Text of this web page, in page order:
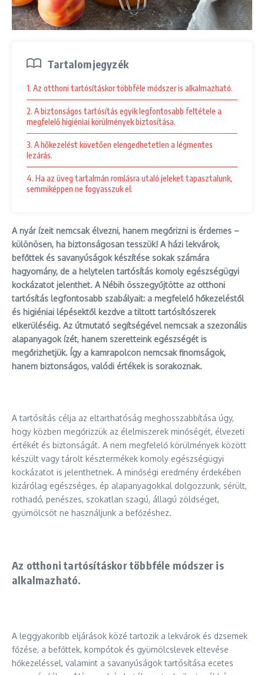
Tartalomjegyzék
1. Az otthoni tartósításkor többféle módszer is alkalmazható.
2. A biztonságos tartósítás egyik legfontosabb feltétele a
megfelelő higiéniai körülmények biztosítása.
3. A hőkezelést követően elengedhetetlen a légmentes
lezárás.
4. Ha az üveg tartalmán romlásra utaló jeleket tapasztalunk,
semmiképpen ne fogyasszuk el.
A nyár ízeit nemcsak élvezni, hanem megőrizni is érdemes –
különösen, ha biztonságosan tesszük! A házi lekvárok,
befőttek és savanyúságok készítése sokak számára
hagyomány, de a helytelen tartósítás komoly egészségügyi
kockázatot jelenthet. A Nébih összegyűjtötte az otthoni
tartósítás legfontosabb szabályait: a megfelelő hőkezeléstől
és higiéniai lépésektől kezdve a tiltott tartósítószerek
elkerüléséig. Az útmutató segítségével nemcsak a szezonális
alapanyagok ízét, hanem szeretteink egészségét is
megőrizhetjük. Így a kamrapolcon nemcsak finomságok,
hanem biztonságos, valódi értékek is sorakoznak.
A tartósítás célja az eltarthatóság meghosszabbítása úgy,
hogy közben megőrizzük az élelmiszerek minőségét, élvezeti
értékét és biztonságát. A nem megfelelő körülmények között
készült vagy tárolt késztermékek komoly egészségügyi
kockázatot is jelenthetnek. A minőségi eredmény érdekében
kizárólag egészséges, ép alapanyagokkal dolgozzunk, sérült,
rothadó, penészes, szokatlan szagú, állagú zöldséget,
gyümölcsöt ne használjunk a befőzéshez.
Az otthoni tartósításkor többféle módszer is
alkalmazható.
A leggyakoribb eljárások közé tartozik a lekvárok és dzsemek
főzése, a befőttek, kompótok és gyümölcslevek eltevése
hőkezeléssel, valamint a savanyúságok tartósítása ecetes